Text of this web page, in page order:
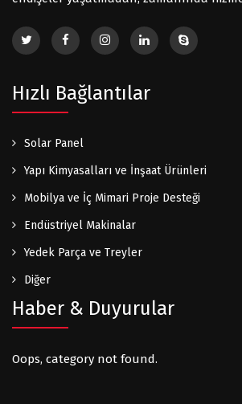
Hızlı Bağlantılar
Solar Panel
Yapı Kimyasalları ve İnşaat Ürünleri
Mobilya ve İç Mimari Proje Desteği
Endüstriyel Makinalar
Yedek Parça ve Treyler
Diğer
Haber & Duyurular
Oops, category not found.